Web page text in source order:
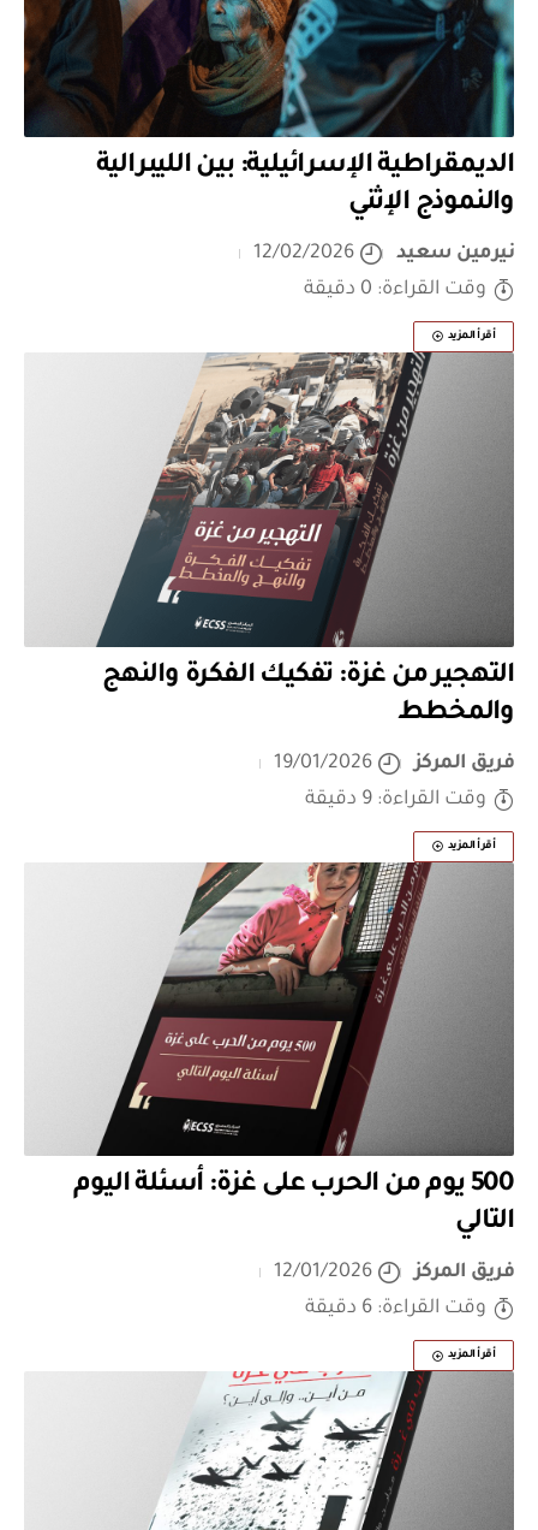
الديمقراطية الإسرائيلية: بين الليبرالية
والنموذج الإثني
نيرمين سعيد
12/02/2026
وقت القراءة: 0 دقيقة
أقرأ المزيد
التهجير من غزة: تفكيك الفكرة والنهج
والمخطط
فريق المركز
19/01/2026
وقت القراءة: 9 دقيقة
أقرأ المزيد
500 يوم من الحرب على غزة: أسئلة اليوم
التالي
فريق المركز
12/01/2026
وقت القراءة: 6 دقيقة
أقرأ المزيد